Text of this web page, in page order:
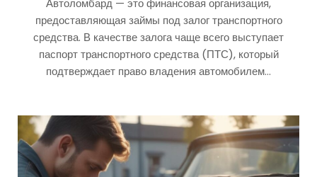
Автоломбард — это финансовая организация,
предоставляющая займы под залог транспортного
средства. В качестве залога чаще всего выступает
паспорт транспортного средства (ПТС), который
подтверждает право владения автомобилем…